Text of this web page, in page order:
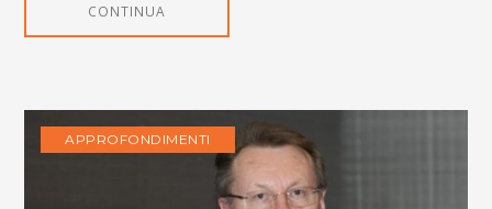
CONTINUA
APPROFONDIMENTI